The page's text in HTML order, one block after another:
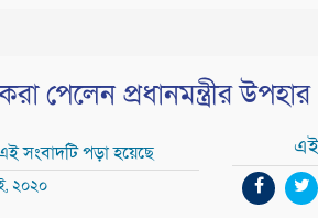
পেলেন প্রধানমন্ত্রীর উপহার
সংবাদটি পড়া হয়েছে
২০২০